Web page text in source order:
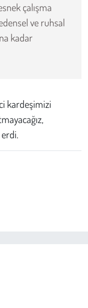
çalışma
ve ruhsal
kadar
kardeşimizi